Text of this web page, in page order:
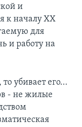
и
к началу XX
для
и работу на
убивает его...
- не жилые